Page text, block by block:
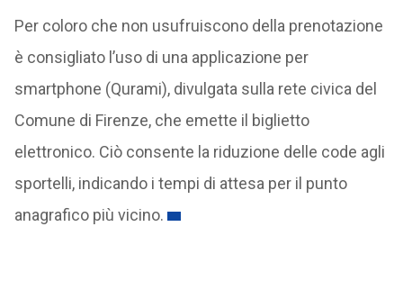
Per coloro che non usufruiscono della prenotazione
è consigliato l’uso di una applicazione per
smartphone (Qurami), divulgata sulla rete civica del
Comune di Firenze, che emette il biglietto
elettronico. Ciò consente la riduzione delle code agli
sportelli, indicando i tempi di attesa per il punto
anagrafico più vicino.